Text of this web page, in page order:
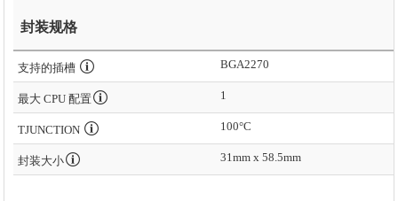
封装规格
支持的插槽 BGA2270
最大 CPU 配置 1
TJUNCTION 100°C
封装大小 31mm x 58.5mm